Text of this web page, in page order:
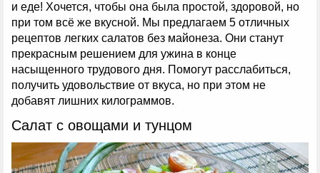
и еде! Хочется, чтобы она была простой, здоровой, но
при том всё же вкусной. Мы предлагаем 5 отличных
рецептов легких салатов без майонеза. Они станут
прекрасным решением для ужина в конце
насыщенного трудового дня. Помогут расслабиться,
получить удовольствие от вкуса, но при этом не
добавят лишних килограммов.
Салат с овощами и тунцом